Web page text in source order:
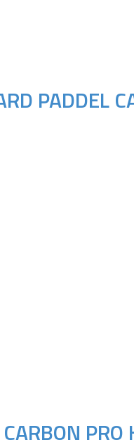
PADDEL